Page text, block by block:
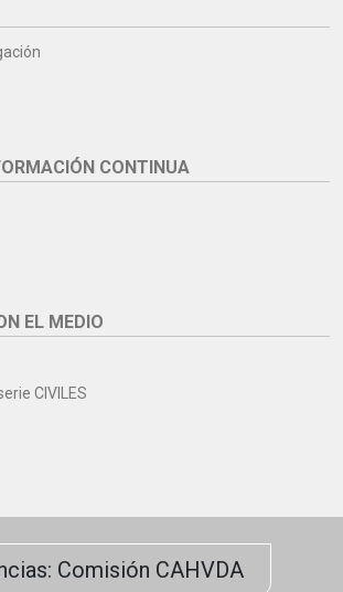
CONTINUA
EL MEDIO
CIVILES
Comisión CAHVDA